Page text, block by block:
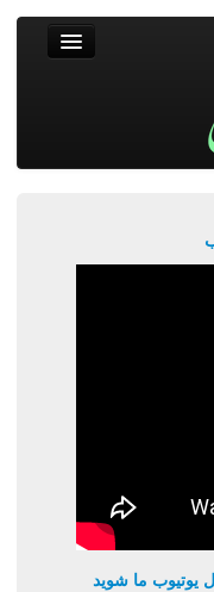
یوتیوب ما شوید